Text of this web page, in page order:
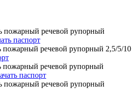
пожарный речевой рупорный
паспорт
пожарный речевой рупорный 2,5/5/10
пожарный речевой рупорный
паспорт
пожарный речевой рупорный